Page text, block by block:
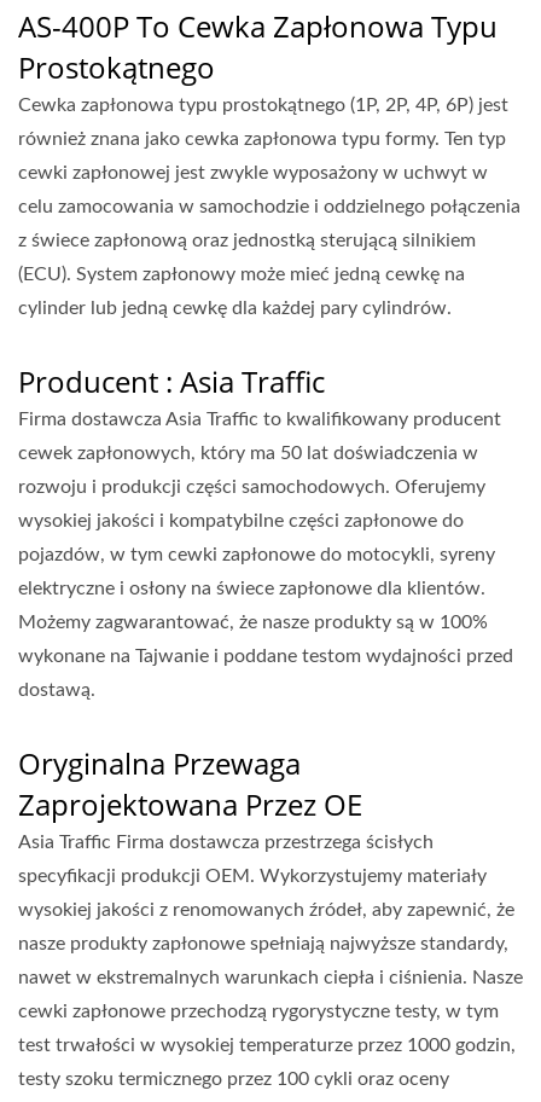
AS-400P To Cewka Zapłonowa Typu
Prostokątnego
Cewka zapłonowa typu prostokątnego (1P, 2P, 4P, 6P) jest
również znana jako cewka zapłonowa typu formy. Ten typ
cewki zapłonowej jest zwykle wyposażony w uchwyt w
celu zamocowania w samochodzie i oddzielnego połączenia
z świece zapłonową oraz jednostką sterującą silnikiem
(ECU). System zapłonowy może mieć jedną cewkę na
cylinder lub jedną cewkę dla każdej pary cylindrów.
Producent : Asia Traffic
Firma dostawcza Asia Traffic to kwalifikowany producent
cewek zapłonowych, który ma 50 lat doświadczenia w
rozwoju i produkcji części samochodowych. Oferujemy
wysokiej jakości i kompatybilne części zapłonowe do
pojazdów, w tym cewki zapłonowe do motocykli, syreny
elektryczne i osłony na świece zapłonowe dla klientów.
Możemy zagwarantować, że nasze produkty są w 100%
wykonane na Tajwanie i poddane testom wydajności przed
dostawą.
Oryginalna Przewaga
Zaprojektowana Przez OE
Asia Traffic Firma dostawcza przestrzega ścisłych
specyfikacji produkcji OEM. Wykorzystujemy materiały
wysokiej jakości z renomowanych źródeł, aby zapewnić, że
nasze produkty zapłonowe spełniają najwyższe standardy,
nawet w ekstremalnych warunkach ciepła i ciśnienia. Nasze
cewki zapłonowe przechodzą rygorystyczne testy, w tym
test trwałości w wysokiej temperaturze przez 1000 godzin,
testy szoku termicznego przez 100 cykli oraz oceny